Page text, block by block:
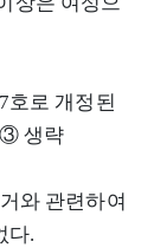
호로 개정된
생략
와 관련하여
다.